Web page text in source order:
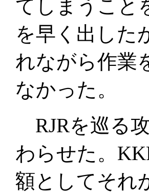
てしまうこと
を早く出した
れながら作業
なかった。
RJRを巡る
わらせた。
額としてそれ